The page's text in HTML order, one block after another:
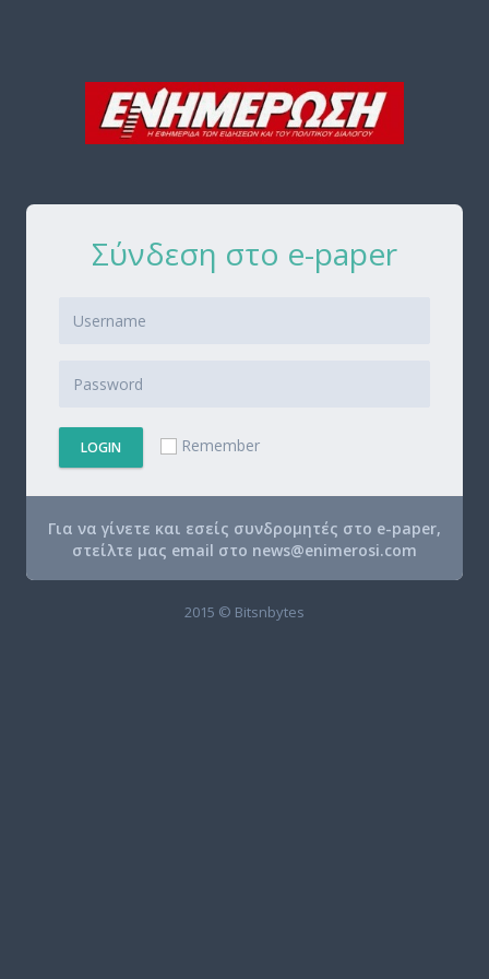
Σύνδεση στο e-paper
LOGIN Remember
Για να γίνετε και εσείς συνδρομητές στο e-paper,
στείλτε μας email στο news@enimerosi.com
2015 © Bitsnbytes